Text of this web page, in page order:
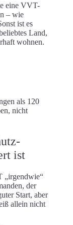
eine VVT-
– wie
ist es
Land,
wohnen.
als 120
nicht
ist
„irgendwie“
der
Start, aber
allein nicht